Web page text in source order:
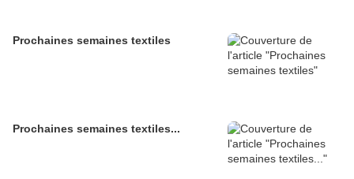
Prochaines semaines textiles
Prochaines semaines textiles...